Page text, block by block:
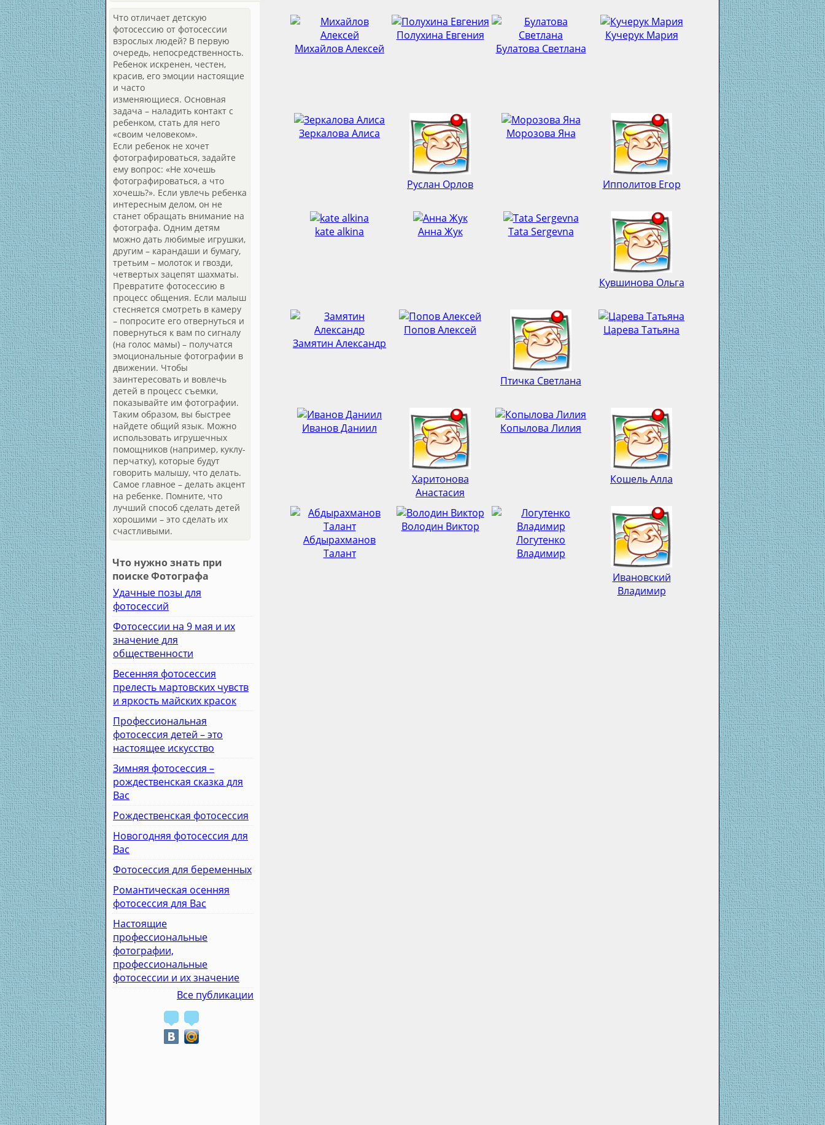
Что отличает детскую
фотосессию от фотосессии
взрослых людей? В первую
очередь, непосредственность.
Ребенок искренен, честен,
красив, его эмоции настоящие
и часто
изменяющиеся. Основная
задача – наладить контакт с
ребенком, стать для него
«своим человеком».
Если ребенок не хочет
фотографироваться, задайте
ему вопрос: «Не хочешь
фотографироваться, а что
хочешь?». Если увлечь ребенка
интересным делом, он не
станет обращать внимание на
фотографа. Одним детям
можно дать любимые игрушки,
другим – карандаши и бумагу,
третьим – молоток и гвозди,
четвертых зацепят шахматы.
Превратите фотосессию в
процесс общения. Если малыш
стесняется смотреть в камеру
– попросите его отвернуться и
повернуться к вам по сигналу
(на голос мамы) – получатся
эмоциональные фотографии в
движении. Чтобы
заинтересовать и вовлечь
детей в процесс съемки,
показывайте им фотографии.
Таким образом, вы быстрее
найдете общий язык. Можно
использовать игрушечных
помощников (например, куклу-
перчатку), которые будут
говорить малышу, что делать.
Самое главное – делать акцент
на ребенке. Помните, что
лучший способ сделать детей
хорошими – это сделать их
счастливыми.
Что нужно знать при
поиске Фотографа
Удачные позы для
фотосессий
Фотосессии на 9 мая и их
значение для
общественности
Весенняя фотосессия
прелесть мартовских чувств
и яркость майских красок
Профессиональная
фотосессия детей – это
настоящее искусство
Зимняя фотосессия –
рождественская сказка для
Вас
Рождественская фотосессия
Новогодняя фотосессия для
Вас
Фотосессия для беременных
Романтическая осенняя
фотосессия для Вас
Настоящие
профессиональные
фотографии,
профессиональные
фотосессии и их значение
Все публикации
Михайлов Алексей
Полухина Евгения
Булатова Светлана
Кучерук Мария
Зеркалова Алиса
Руслан Орлов
Морозова Яна
Ипполитов Егор
kate alkina Анна Жук Tata Sergevna
Кувшинова Ольга
Замятин Александр
Попов Алексей
Птичка Светлана
Царева Татьяна
Иванов Даниил
Харитонова
Анастасия
Копылова Лилия
Кошель Алла
Абдырахманов
Талант
Володин Виктор
Логутенко
Владимир
Ивановский
Владимир